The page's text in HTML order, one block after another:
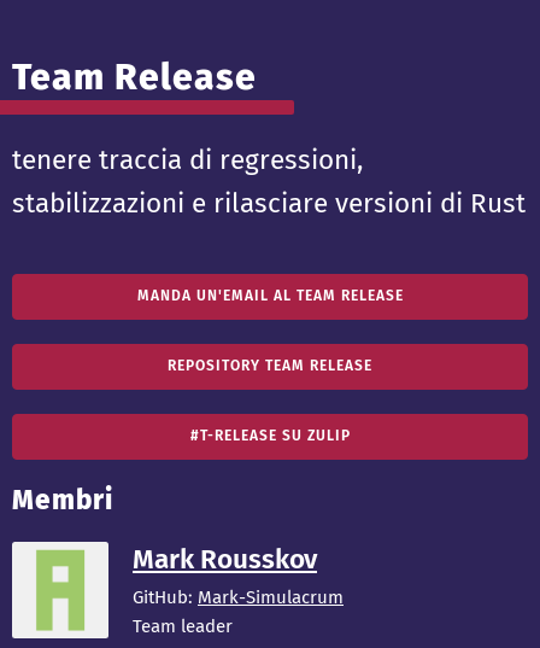
Team Release
tenere traccia di regressioni,
stabilizzazioni e rilasciare versioni di Rust
MANDA UN'EMAIL AL TEAM RELEASE
REPOSITORY TEAM RELEASE
#T-RELEASE SU ZULIP
Membri
Mark Rousskov
GitHub: Mark-Simulacrum
Team leader